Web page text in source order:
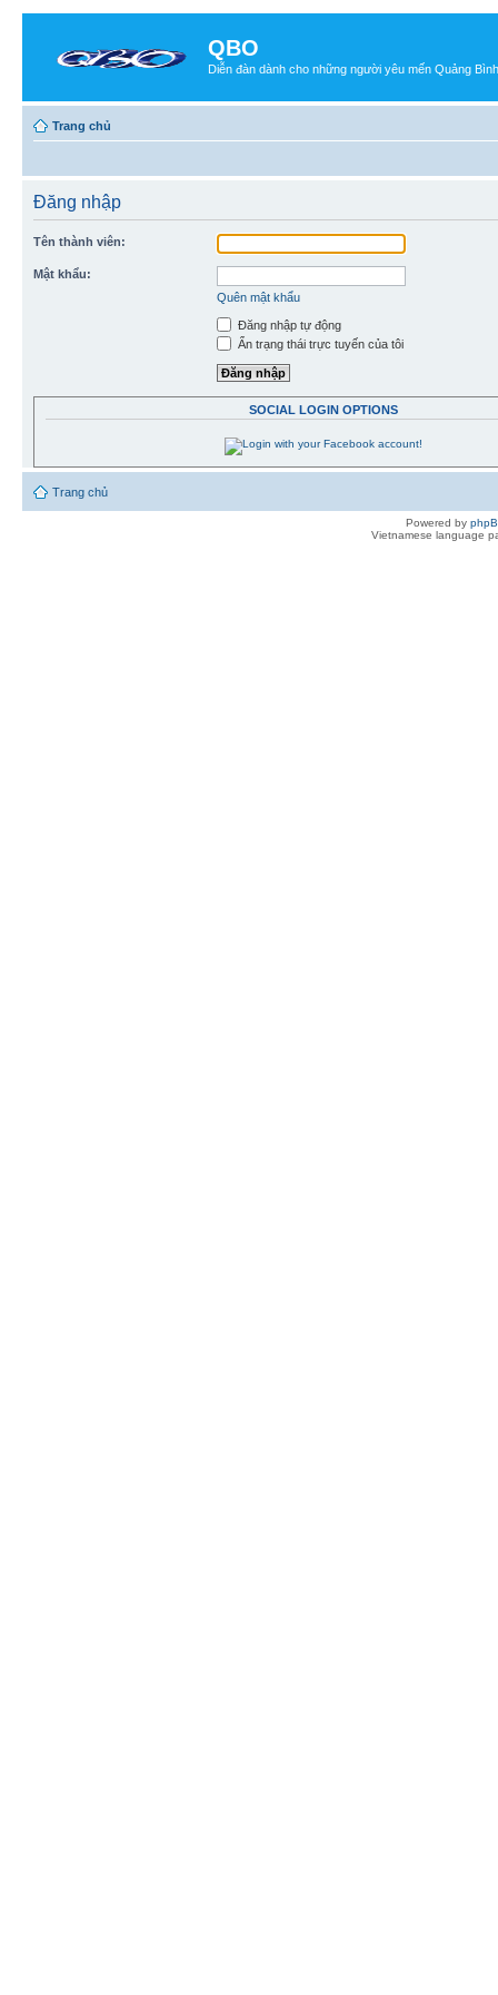
QBO
Diễn đàn dành cho những người yêu mến Quảng Bình
Trang chủ
Đăng nhập
Tên thành viên:
Mật khẩu:
Quên mật khẩu
Đăng nhập tự động
Ẩn trạng thái trực tuyến của tôi
SOCIAL LOGIN OPTIONS
Trang chủ
Powered by
Vietnamese language